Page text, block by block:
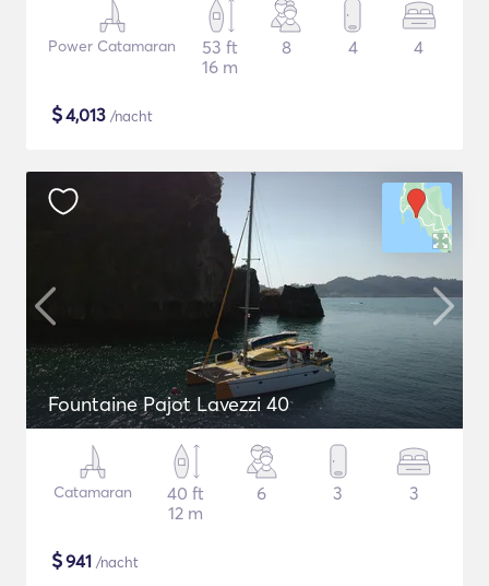
Power Catamaran
53 ft
16 m
8 4 4
$4,013 /nacht
Fountaine Pajot Lavezzi 40
Catamaran
40 ft
12 m
6 3 3
$941 /nacht